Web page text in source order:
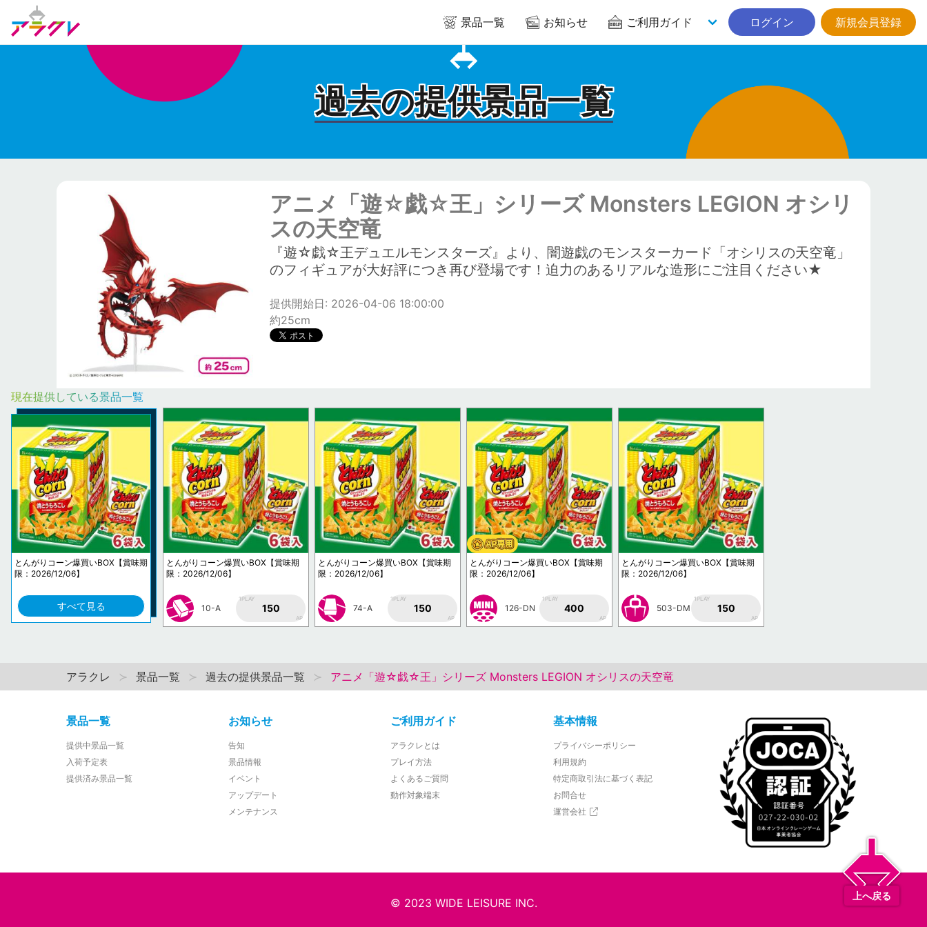
景品一覧 お知らせ ご利用ガイド ログイン 新規会員登録
過去の提供景品一覧
アニメ「遊☆戯☆王」シリーズ Monsters LEGION オシリ
スの天空竜
『遊☆戯☆王デュエルモンスターズ』より、闇遊戯のモンスターカード「オシリスの天空竜」
のフィギュアが大好評につき再び登場です！迫力のあるリアルな造形にご注目ください★
提供開始日: 2026-04-06 18:00:00
約25cm
現在提供している景品一覧
とんがりコーン爆買いBOX【賞味期
限：2026/12/06】
すべて見る
とんがりコーン爆買いBOX【賞味期
限：2026/12/06】
10-A
1PLAY
150
AP
とんがりコーン爆買いBOX【賞味期
限：2026/12/06】
74-A
1PLAY
150
AP
とんがりコーン爆買いBOX【賞味期
限：2026/12/06】
126-DN
1PLAY
400
AP
とんがりコーン爆買いBOX【賞味期
限：2026/12/06】
503-DM
1PLAY
150
AP
アラクレ 景品一覧 過去の提供景品一覧 アニメ「遊☆戯☆王」シリーズ Monsters LEGION オシリスの天空竜
景品一覧
提供中景品一覧
入荷予定表
提供済み景品一覧
お知らせ
告知
景品情報
イベント
アップデート
メンテナンス
ご利用ガイド
アラクレとは
プレイ方法
よくあるご質問
動作対象端末
基本情報
プライバシーポリシー
利用規約
特定商取引法に基づく表記
お問合せ
運営会社
© 2023 WIDE LEISURE INC.
上へ戻る